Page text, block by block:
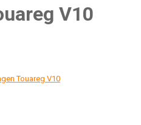
V10
Touareg V10